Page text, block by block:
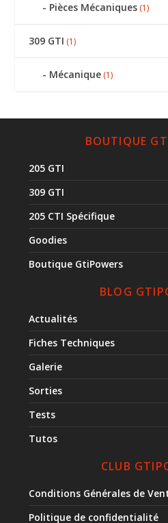
Pièces Mécaniques (1)
309 GTI (1)
Mécanique (1)
BOUTIQUE
205 GTI
309 GTI
205 CTI Spécifique
Goodies
Boutique GtiPowers
BLOG
Actualités
Fiches Techniques
Galerie
Sorties
Tests
Tutos
CLUB
Conditions Générales de
Politique de confidentialité